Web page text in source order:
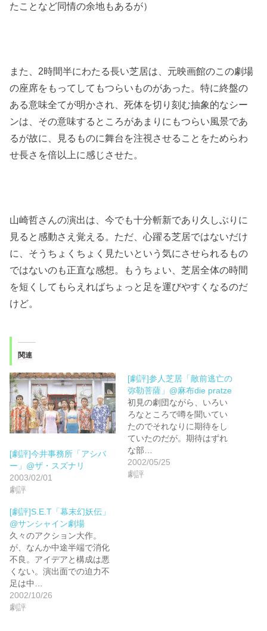
たことなど同情の余地もあるが）
また、2時間半にわたる長い芝居は、元映画館のこの劇場
の座席をもってしてもつらいものがあった。特に終盤の
ある意味全てが明かされ、死体を切り刻む抽象的なシー
ンは、その意味するところがあまりにもつらい風景であ
るが故に、見るものに舞台を注視させることをためらわ
せ長さを倍以上に感じさせた。
山崎哲さんの演出は、今でも十分斬新であり久しぶりに
見ると感動さえ覚える。ただ、心躍る芝居ではないだけ
に、そうちょくちょく見たいという気にさせられるもの
ではないのも正直な感想。もうちょい、芝居全体の時間
を短くしてもらえればちょっと足を運びやすくなるのだ
けど。
関連
[劇評]今井事務所「アシバ
ー」@ザ・スズナリ
2003/02/01
劇評
[劇評]参人芝居「敵前逃亡の
弥勒菩薩」@麻布die pratze
初見の劇団ながら、いろい
ろなところで噂を聞いてい
たのでそれなりに期待をし
ていたのだが。期待はずれ
な部…
2002/05/25
劇評
[劇評]S.E.T「幕末幻妖伝」
@サンシャイン劇場
久々のアクション大作。
が、なんか中途半端で消化
不良。アイデアと構成は悪
くない。演出面での迫力不
足は中…
2002/10/26
劇評